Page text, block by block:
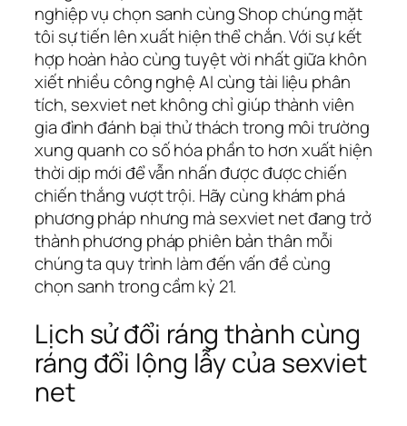
nghiệp vụ chọn sanh cùng Shop chúng mặt
tôi sự tiến lên xuất hiện thể chắn. Với sự kết
hợp hoàn hảo cùng tuyệt vời nhất giữa khôn
xiết nhiều công nghệ AI cùng tài liệu phân
tích, sexviet net không chỉ giúp thành viên
gia đình đánh bại thử thách trong môi trường
xung quanh co số hóa phần to hơn xuất hiện
thời dịp mới để vẫn nhấn được được chiến
chiến thắng vượt trội. Hãy cùng khám phá
phương pháp nhưng mà sexviet net đang trở
thành phương pháp phiên bản thân mỗi
chúng ta quy trình làm đến vấn đề cùng
chọn sanh trong cầm kỷ 21.
Lịch sử đổi ráng thành cùng
ráng đổi lộng lẫy của sexviet
net